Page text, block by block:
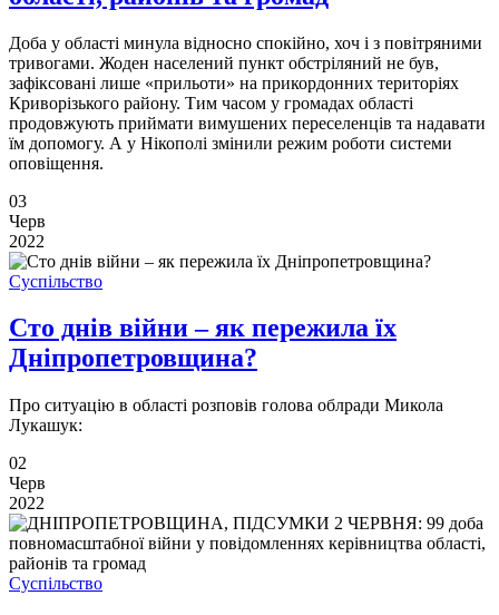
Доба у області минула відносно спокійно, хоч і з повітряними
тривогами. Жоден населений пункт обстріляний не був,
зафіксовані лише «прильоти» на прикордонних територіях
Криворізького району. Тим часом у громадах області
продовжують приймати вимушених переселенців та надавати
їм допомогу. А у Нікополі змінили режим роботи системи
оповіщення.
03
Черв
2022
Суспільство
Сто днів війни – як пережила їх
Дніпропетровщина?
Про ситуацію в області розповів голова облради Микола
Лукашук:
02
Черв
2022
Суспільство